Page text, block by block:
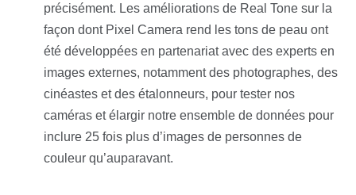
précisément. Les améliorations de Real Tone sur la
façon dont Pixel Camera rend les tons de peau ont
été développées en partenariat avec des experts en
images externes, notamment des photographes, des
cinéastes et des étalonneurs, pour tester nos
caméras et élargir notre ensemble de données pour
inclure 25 fois plus d’images de personnes de
couleur qu’auparavant.